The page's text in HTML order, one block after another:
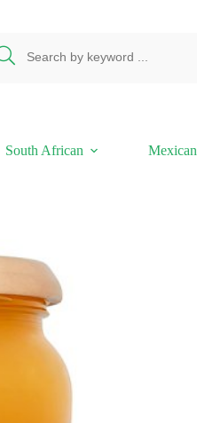
South African Mexican